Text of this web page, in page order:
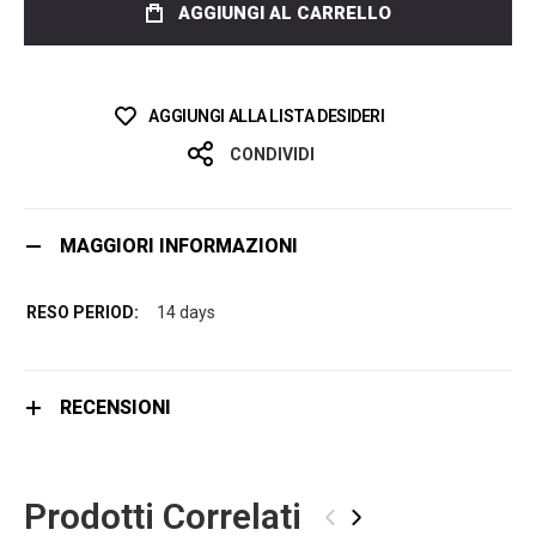
AGGIUNGI AL CARRELLO
AGGIUNGI ALLA LISTA DESIDERI
CONDIVIDI
MAGGIORI INFORMAZIONI
14 days
RECENSIONI
Prodotti Correlati ‹ ›